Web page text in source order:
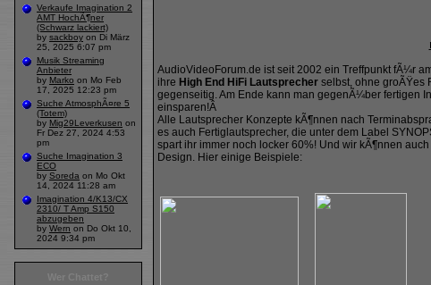
Verkaufe Imagination 2
AMT HochÃ¶ner
(Schwarz lackiert)
by sackboy on Di März
25, 2025 6:07 pm
Musik Streaming
Anbieter
by Marko on Mo Feb
17, 2025 12:23 pm
Suche AtmosphÃ¤re 5
(Totem)
by Mig29Leverkusen on
Fr Dez 27, 2024 4:53
pm
Suche Imagination 3
ECO
by Soreda on Mo Okt
14, 2024 11:28 am
Imagination 4/K13/CX
2310/ T Amp S150
abzugeben
by Wern on Do Okt 10,
2024 9:34 pm
AudioVideoForum.de ist seit 2002 ein Treffpunkt fÃ¼r
ihre High End HiFi Lautsprecher selbst, ohne groÃŸes
gegenseitig. Am Ende kann man gegenÃ¼ber fertigen
einsparen!Â
Alle Lautsprecher Konzepte kÃ¶nnen nach
es auch Fertiglautsprecher, die unter dem Label
spart ihr immer noch locker 60%! Und wir kÃ¶nnen
Design. Hier einige Beispiele: